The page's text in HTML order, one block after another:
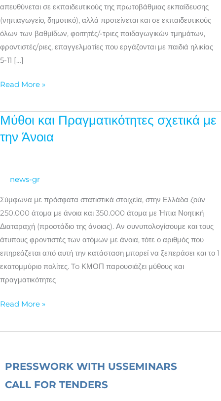
απευθύνεται σε εκπαιδευτικούς της πρωτοβάθμιας εκπαίδευσης
(νηπιαγωγείο, δημοτικό), αλλά προτείνεται και σε εκπαιδευτικούς
όλων των βαθμίδων, φοιτητές/-τριες παιδαγωγικών τμημάτων,
φροντιστές/ριες, επαγγελματίες που εργάζονται με παιδιά ηλικίας
5-11 […]
Read More »
Μύθοι και Πραγματικότητες σχετικά με
την Άνοια
news-gr
Σύμφωνα με πρόσφατα στατιστικά στοιχεία, στην Ελλάδα ζούν
250.000 άτομα με άνοια και 350.000 άτομα με Ήπια Νοητική
Διαταραχή (προστάδιο της άνοιας). Αν συνυπολογίσουμε και τους
άτυπους φροντιστές των ατόμων με άνοια, τότε ο αριθμός που
επηρεάζεται από αυτή την κατάσταση μπορεί να ξεπεράσει και το 1
εκατομμύριο πολίτες. To ΚΜΟΠ παρουσιάζει μύθους και
πραγματικότητες
Μύθοι
Πραγματικότητες
Άνοια
Read More »
PRESSWORK WITH USSEMINARS
CALL FOR TENDERS